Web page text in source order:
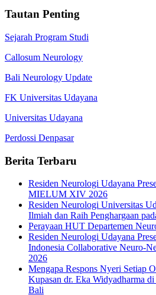
Tautan Penting
Sejarah Program Studi
Callosum Neurology
Bali Neurology Update
FK Universitas Udayana
Universitas Udayana
Perdossi Denpasar
Berita Terbaru
Residen Neurologi Udayana
MIELUM XIV 2026
Residen Neurologi Universitas
Ilmiah dan Raih Penghargaan
Perayaan HUT Departemen
Residen Neurologi Udayana
Indonesia Collaborative Neuro-
2026
Mengapa Respons Nyeri Setiap
Kupasan dr. Eka Widyadharma
Bali